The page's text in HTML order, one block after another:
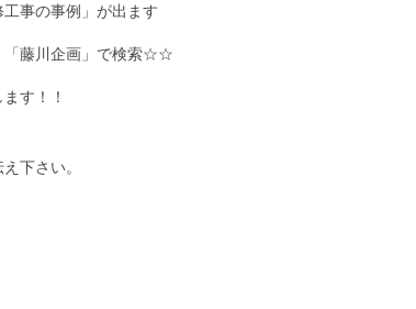
事の事例」が出ます
「藤川企画」で検索☆☆
す！！
下さい。